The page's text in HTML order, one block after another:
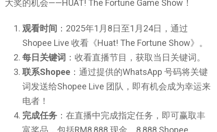
大奖的机会——HUAT! The Fortune Game Show！
观看时间 ：2025年1月8日至1月24日，通过
Shopee Live 收看《Huat! The Fortune Show》。
每日关键词 ：收看直播节目，获取当日关键词。
联系Shopee ：通过提供的WhatsApp 号码将关键
词发送给Shopee Live 团队，即有机会成为幸运来
电者！
完成任务 ：在直播中完成指定任务，即可赢取丰
富奖品，包括RM8,888 现金、8,888 Shopee